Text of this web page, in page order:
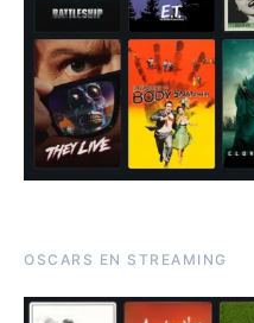
OSCARS EN STREAMING